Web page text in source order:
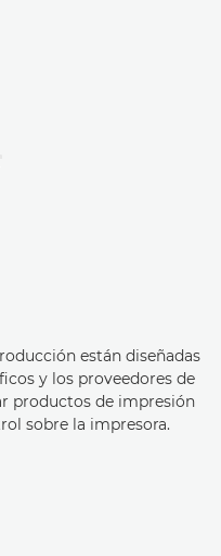
están diseñadas
y los proveedores de
productos de impresión
sobre la impresora.